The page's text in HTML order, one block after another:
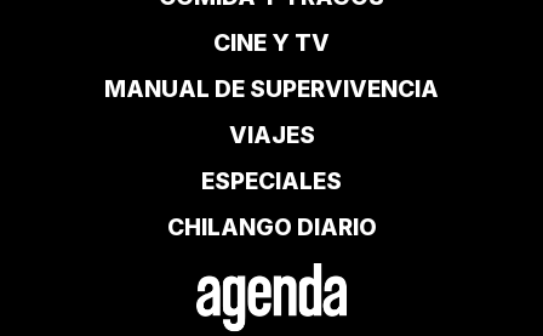
CINE Y TV
MANUAL DE SUPERVIVENCIA
VIAJES
ESPECIALES
CHILANGO DIARIO